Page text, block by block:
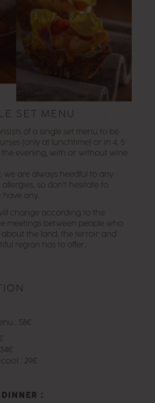
SET MENU
of a single set menu to be
(only at lunchtime) or in 4, 5
the evening, with or without wine
we are always heedful to any
so don’t hesitate to
have any.
change according to the
meetings between people who
the land, the terroir and
region has to offer.
: 58€
: 29€
: